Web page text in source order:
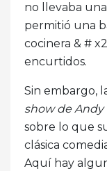
no llevaba
permitió una
cocinera & #
encurtidos.
Sin embargo,
show de Andy
sobre lo que
clásica
Aquí hay